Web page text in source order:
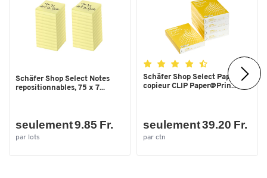
Schäfer Shop Select Notes
repositionnables, 75 x 7...
seulement 9.85 Fr.
par lots
Schäfer Shop Select Papier
copieur CLIP Paper@Prin...
seulement 39.20 Fr.
par ctn
Toucher deux fois pour zoomer